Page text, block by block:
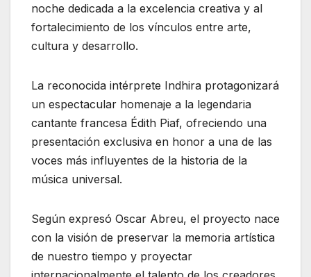
noche dedicada a la excelencia creativa y al
fortalecimiento de los vínculos entre arte,
cultura y desarrollo.
La reconocida intérprete Indhira protagonizará
un espectacular homenaje a la legendaria
cantante francesa Édith Piaf, ofreciendo una
presentación exclusiva en honor a una de las
voces más influyentes de la historia de la
música universal.
Según expresó Oscar Abreu, el proyecto nace
con la visión de preservar la memoria artística
de nuestro tiempo y proyectar